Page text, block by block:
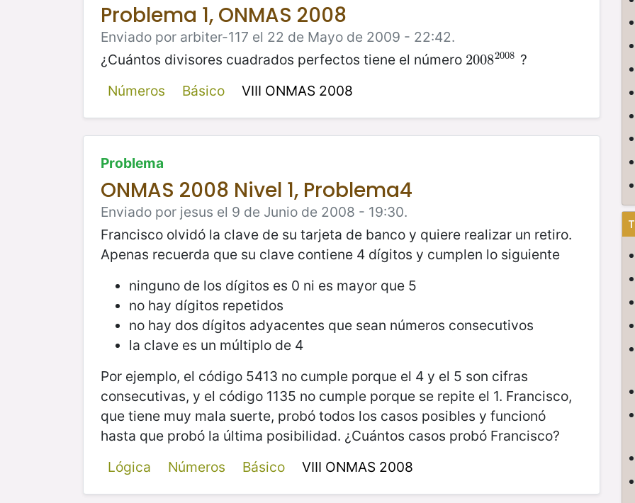
Problema 1, ONMAS 2008
Enviado por arbiter-117 el 22 de Mayo de 2009 - 22:42.
¿Cuántos divisores cuadrados perfectos tiene el número 20082008
20082008
?
Números
Básico VIII ONMAS 2008
Problema
ONMAS 2008 Nivel 1, Problema4
Enviado por jesus el 9 de Junio de 2008 - 19:30.
Francisco olvidó la clave de su tarjeta de banco y quiere realizar un retiro.
Apenas recuerda que su clave contiene 4 dígitos y cumplen lo siguiente
ninguno de los dígitos es 0 ni es mayor que 5
no hay dígitos repetidos
no hay dos dígitos adyacentes que sean números consecutivos
la clave es un múltiplo de 4
Por ejemplo, el código 5413 no cumple porque el 4 y el 5 son cifras
consecutivas, y el código 1135 no cumple porque se repite el 1. Francisco,
que tiene muy mala suerte, probó todos los casos posibles y funcionó
hasta que probó la última posibilidad. ¿Cuántos casos probó Francisco?
Lógica
Números Básico VIII ONMAS 2008